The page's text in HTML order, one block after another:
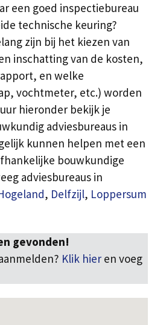
een goed inspectiebureau
technische keuring?
zijn bij het kiezen van
inschatting van de kosten,
en welke
vochtmeter, etc.) worden
hieronder bekijk je
adviesbureaus in
kunnen helpen met een
bouwkundige
adviesbureaus in
, Delfzijl, Loppersum
gevonden!
Klik hier en voeg